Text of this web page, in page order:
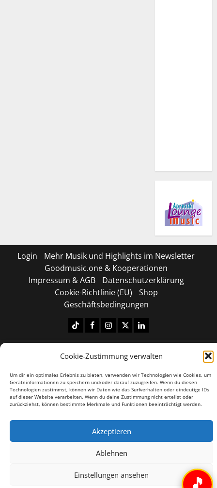
Cookie-Zustimmung verwalten
Um dir ein optimales Erlebnis zu bieten, verwenden wir Technologien wie Cookies, um
Geräteinformationen zu speichern und/oder darauf zuzugreifen. Wenn du diesen
Technologien zustimmst, können wir Daten wie das Surfverhalten oder eindeutige IDs
auf dieser Website verarbeiten. Wenn du deine Zustimmung nicht erteilst oder
zurückziehst, können bestimmte Merkmale und Funktionen beeinträchtigt werden.
Akzeptieren
Ablehnen
Einstellungen ansehen
Login
Mehr Musik und Highlights im Newsletter
Goodmusic.one & Kooperationen
Impressum & AGB
Datenschutzerklärung
Cookie-Richtlinie (EU)
Shop
Geschäftsbedingungen
TiktokFacebook
Instagram
X LinkedIN
Copyright © 2026 All rights reserved. |
by
AF themes.
🎵